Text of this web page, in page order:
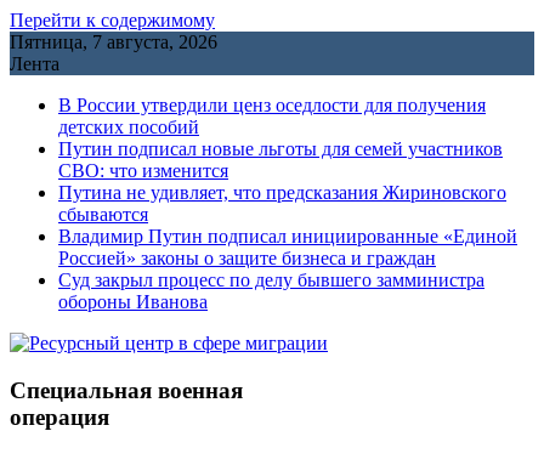
Перейти к содержимому
Пятница, 7 августа, 2026
Лента
В России утвердили ценз оседлости для получения
детских пособий
Путин подписал новые льготы для семей участников
СВО: что изменится
Путина не удивляет, что предсказания Жириновского
сбываются
Владимир Путин подписал инициированные «Единой
Россией» законы о защите бизнеса и граждан
Cуд закрыл процесс по делу бывшего замминистра
обороны Иванова
Специальная военная
операция